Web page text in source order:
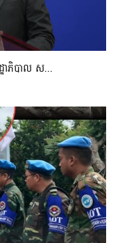
ឋាភិបាល ស...